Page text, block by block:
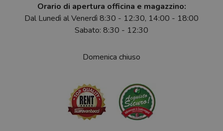
Orario di apertura officina e magazzino:
Dal Lunedì al Venerdì 8:30 - 12:30, 14:00 - 18:00
Sabato: 8:30 - 12:30
Domenica chiuso